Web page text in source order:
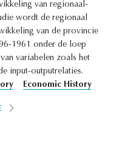
van regionaal-
wordt de regionaal
van de provincie
1961 onder de loep
variabelen zoals het
input-outputrelaties.
Economic History